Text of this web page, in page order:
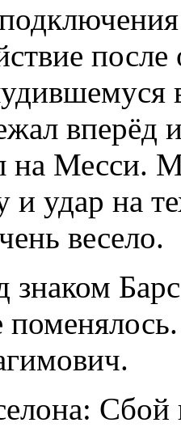
вперёд
на Месси.
и удар на
весело.
знаком
Сбой